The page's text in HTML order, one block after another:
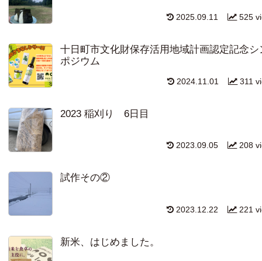
525
2025.09.11
十日町市文化財保存活用地域計画認定記念シ
ポジウム
311
2024.11.01
2023 稲刈り 6日目
208
2023.09.05
試作その②
221
2023.12.22
新米、はじめました。